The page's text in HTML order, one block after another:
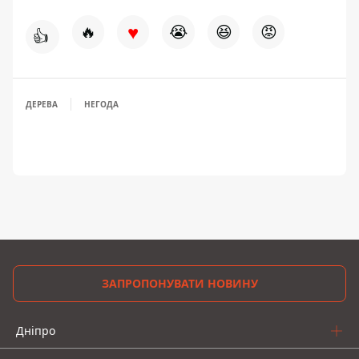
👍 🔥 ♥ 😭 😆 😡
ДЕРЕВА НЕГОДА
ЗАПРОПОНУВАТИ НОВИНУ
Дніпро